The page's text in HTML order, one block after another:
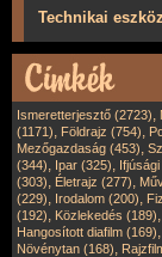
Technikai
Ismeretterjesztő (2723),
(1171), Földrajz (754),
Mezőgazdaság (453),
(344), Ipar (325),
(303), Életrajz (277),
(229), Irodalom (200),
(192), Közlekedés (189),
Hangosított diafilm (169),
Növénytan (168),